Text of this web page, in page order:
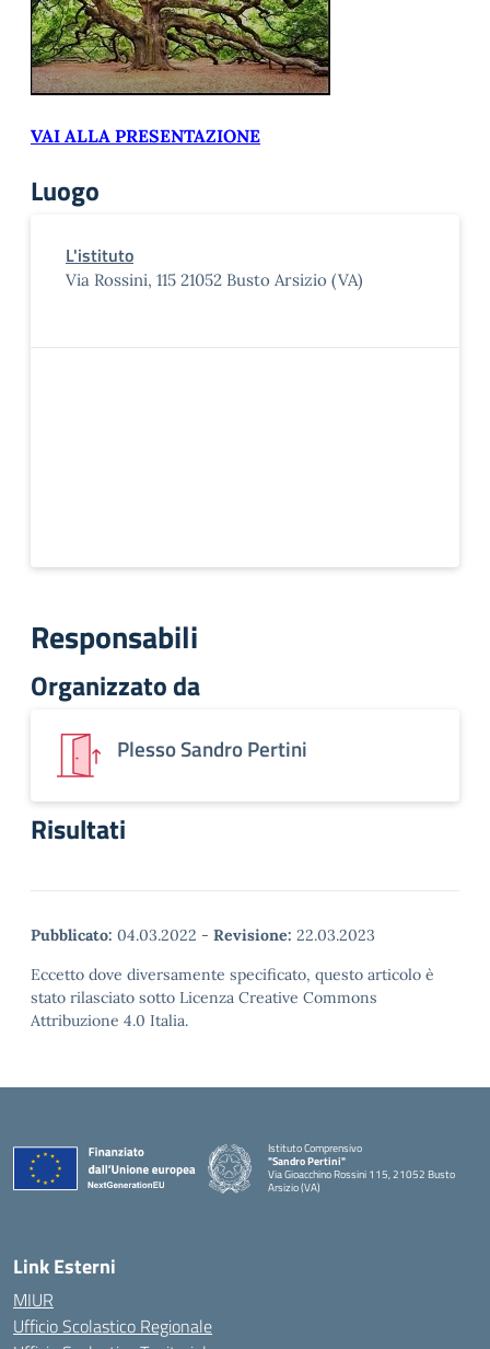
VAI ALLA PRESENTAZIONE
Luogo
L'istituto
Via Rossini, 115 21052 Busto Arsizio (VA)
Responsabili
Organizzato da
Plesso Sandro Pertini
Risultati
Pubblicato: 04.03.2022 - Revisione: 22.03.2023
Eccetto dove diversamente specificato, questo articolo è
stato rilasciato sotto Licenza Creative Commons
Attribuzione 4.0 Italia.
Istituto Comprensivo
"Sandro Pertini"
Via Gioacchino Rossini 115, 21052 Busto
Arsizio (VA)
Link Esterni
MIUR
Ufficio Scolastico Regionale